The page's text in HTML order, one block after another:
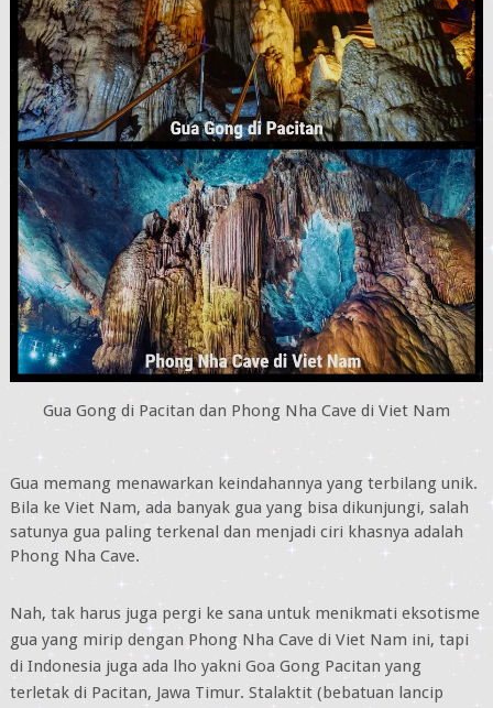
Gua Gong di Pacitan dan Phong Nha Cave di Viet Nam
Gua memang menawarkan keindahannya yang terbilang unik.
Bila ke Viet Nam, ada banyak gua yang bisa dikunjungi, salah
satunya gua paling terkenal dan menjadi ciri khasnya adalah
Phong Nha Cave.
Nah, tak harus juga pergi ke sana untuk menikmati eksotisme
gua yang mirip dengan Phong Nha Cave di Viet Nam ini, tapi
di Indonesia juga ada lho yakni Goa Gong Pacitan yang
terletak di Pacitan, Jawa Timur. Stalaktit (bebatuan lancip